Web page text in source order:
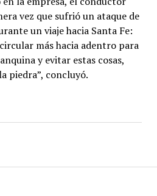
vez que sufrió un ataque de
un viaje hacia Santa Fe:
más hacia adentro para
y evitar estas cosas,
piedra”, concluyó.